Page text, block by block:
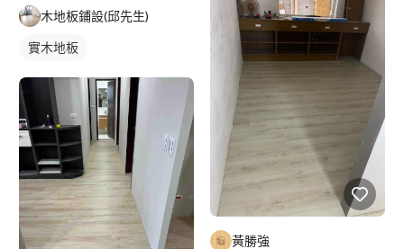
木地板鋪設(邱先生)
實木地板
黃勝強